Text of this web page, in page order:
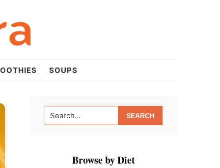
SOUPS
Primary
Sidebar
Search...
Browse by Diet